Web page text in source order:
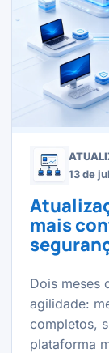
13 de
mais
Dois meses
agilidade:
completos,
plataforma